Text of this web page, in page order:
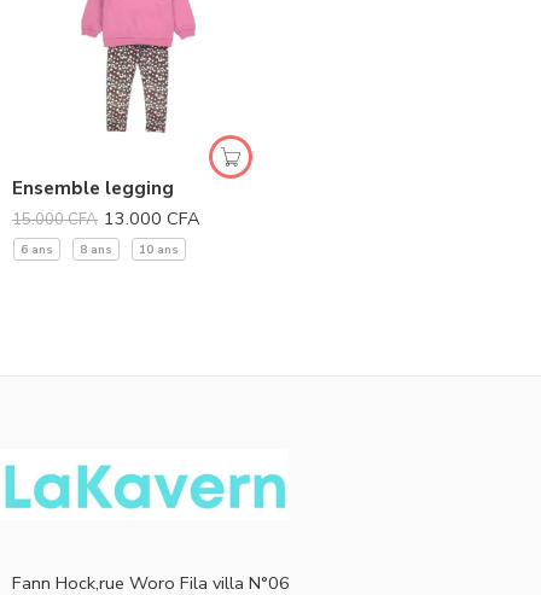
Ensemble legging
15.000CFA 13.000 CFA
6 ans 8 ans 10 ans
Fann Hock,rue Woro Fila villa N°06